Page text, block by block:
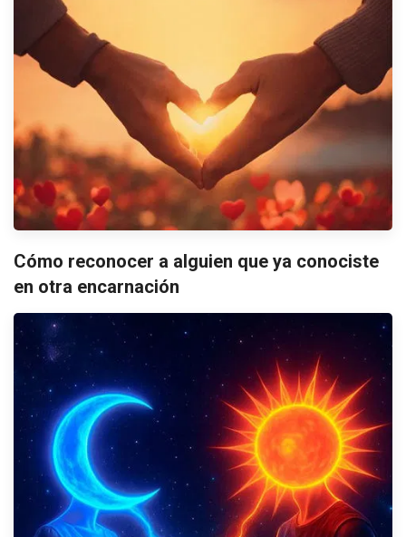
Cómo reconocer a alguien que ya conociste
en otra encarnación